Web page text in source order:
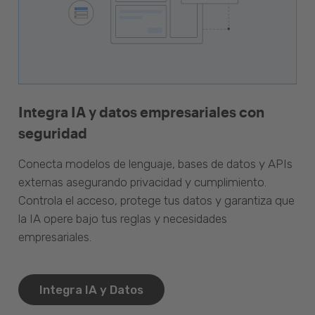
Integra IA y datos empresariales con
seguridad
Conecta modelos de lenguaje, bases de datos y APIs
externas asegurando privacidad y cumplimiento.
Controla el acceso, protege tus datos y garantiza que
la IA opere bajo tus reglas y necesidades
empresariales.
Integra IA y Datos